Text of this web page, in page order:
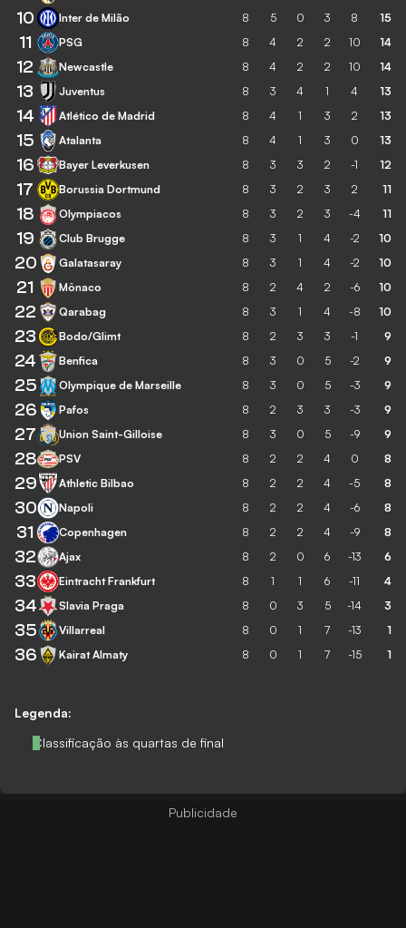
Legenda:
Classificação às quartas de final
10
Inter de Milão 8 5 0 3 8 15
11 PSG 8 4 2 2 10 14
12 Newcastle 8 4 2 2 10 14
13 Juventus 8 3 4 1 4 13
14 Atlético de Madrid 8 4 1 3 2 13
15 Atalanta 8 4 1 3 0 13
16 Bayer Leverkusen 8 3 3 2 -1 12
17 Borussia Dortmund 8 3 2 3 2 11
18 Olympiacos 8 3 2 3 -4 11
19 Club Brugge 8 3 1 4 -2 10
20 Galatasaray 8 3 1 4 -2 10
21 Mônaco 8 2 4 2 -6 10
22 Qarabag 8 3 1 4 -8 10
23 Bodo/Glimt 8 2 3 3 -1 9
24 Benfica 8 3 0 5 -2 9
25 Olympique de Marseille 8 3 0 5 -3 9
26 Pafos 8 2 3 3 -3 9
27 Union Saint-Gilloise 8 3 0 5 -9 9
28 PSV 8 2 2 4 0 8
29 Athletic Bilbao 8 2 2 4 -5 8
30 Napoli 8 2 2 4 -6 8
31 Copenhagen 8 2 2 4 -9 8
32 Ajax 8 2 0 6 -13 6
33 Eintracht Frankfurt 8 1 1 6 -11 4
34 Slavia Praga 8 0 3 5 -14 3
35 Villarreal 8 0 1 7 -13 1
36 Kairat Almaty 8 0 1 7 -15 1